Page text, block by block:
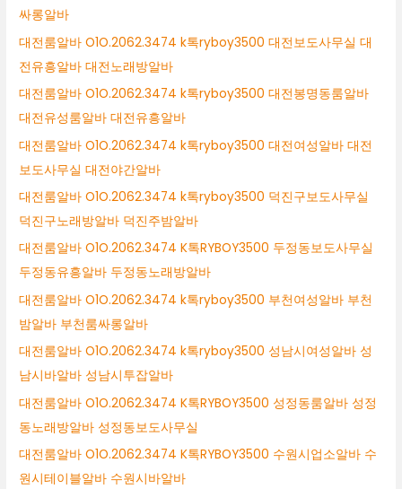
싸롱알바
대전룸알바 O1O.2062.3474 k톡ryboy3500 대전보도사무실 대
전유흥알바 대전노래방알바
대전룸알바 O1O.2062.3474 k톡ryboy3500 대전봉명동룸알바
대전유성룸알바 대전유흥알바
대전룸알바 O1O.2062.3474 k톡ryboy3500 대전여성알바 대전
보도사무실 대전야간알바
대전룸알바 O1O.2062.3474 k톡ryboy3500 덕진구보도사무실
덕진구노래방알바 덕진주밤알바
대전룸알바 O1O.2062.3474 K톡RYBOY3500 두정동보도사무실
두정동유흥알바 두정동노래방알바
대전룸알바 O1O.2062.3474 k톡ryboy3500 부천여성알바 부천
밤알바 부천룸싸롱알바
대전룸알바 O1O.2062.3474 k톡ryboy3500 성남시여성알바 성
남시바알바 성남시투잡알바
대전룸알바 O1O.2062.3474 K톡RYBOY3500 성정동룸알바 성정
동노래방알바 성정동보도사무실
대전룸알바 O1O.2062.3474 K톡RYBOY3500 수원시업소알바 수
원시테이블알바 수원시바알바